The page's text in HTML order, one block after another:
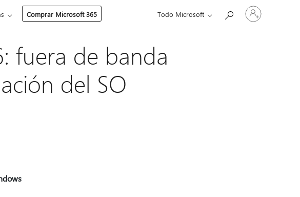
Comprar Microsoft 365 Todo Microsoft
Iniciar
sesión
fuera de banda
del SO